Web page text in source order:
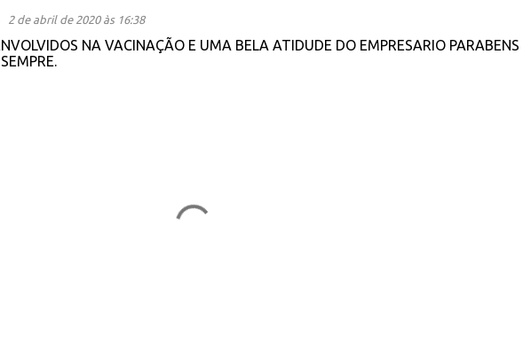
2 de abril de 2020 às 16:38
NA VACINAÇÃO E UMA BELA ATIDUDE DO EMPRESARIO PARABENS